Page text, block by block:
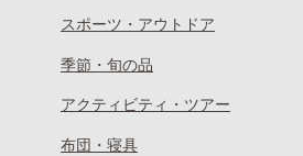
スポーツ・アウトドア
季節・旬の品
アクティビティ・ツアー
布団・寝具